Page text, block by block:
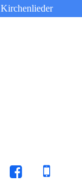
Kirchenlieder